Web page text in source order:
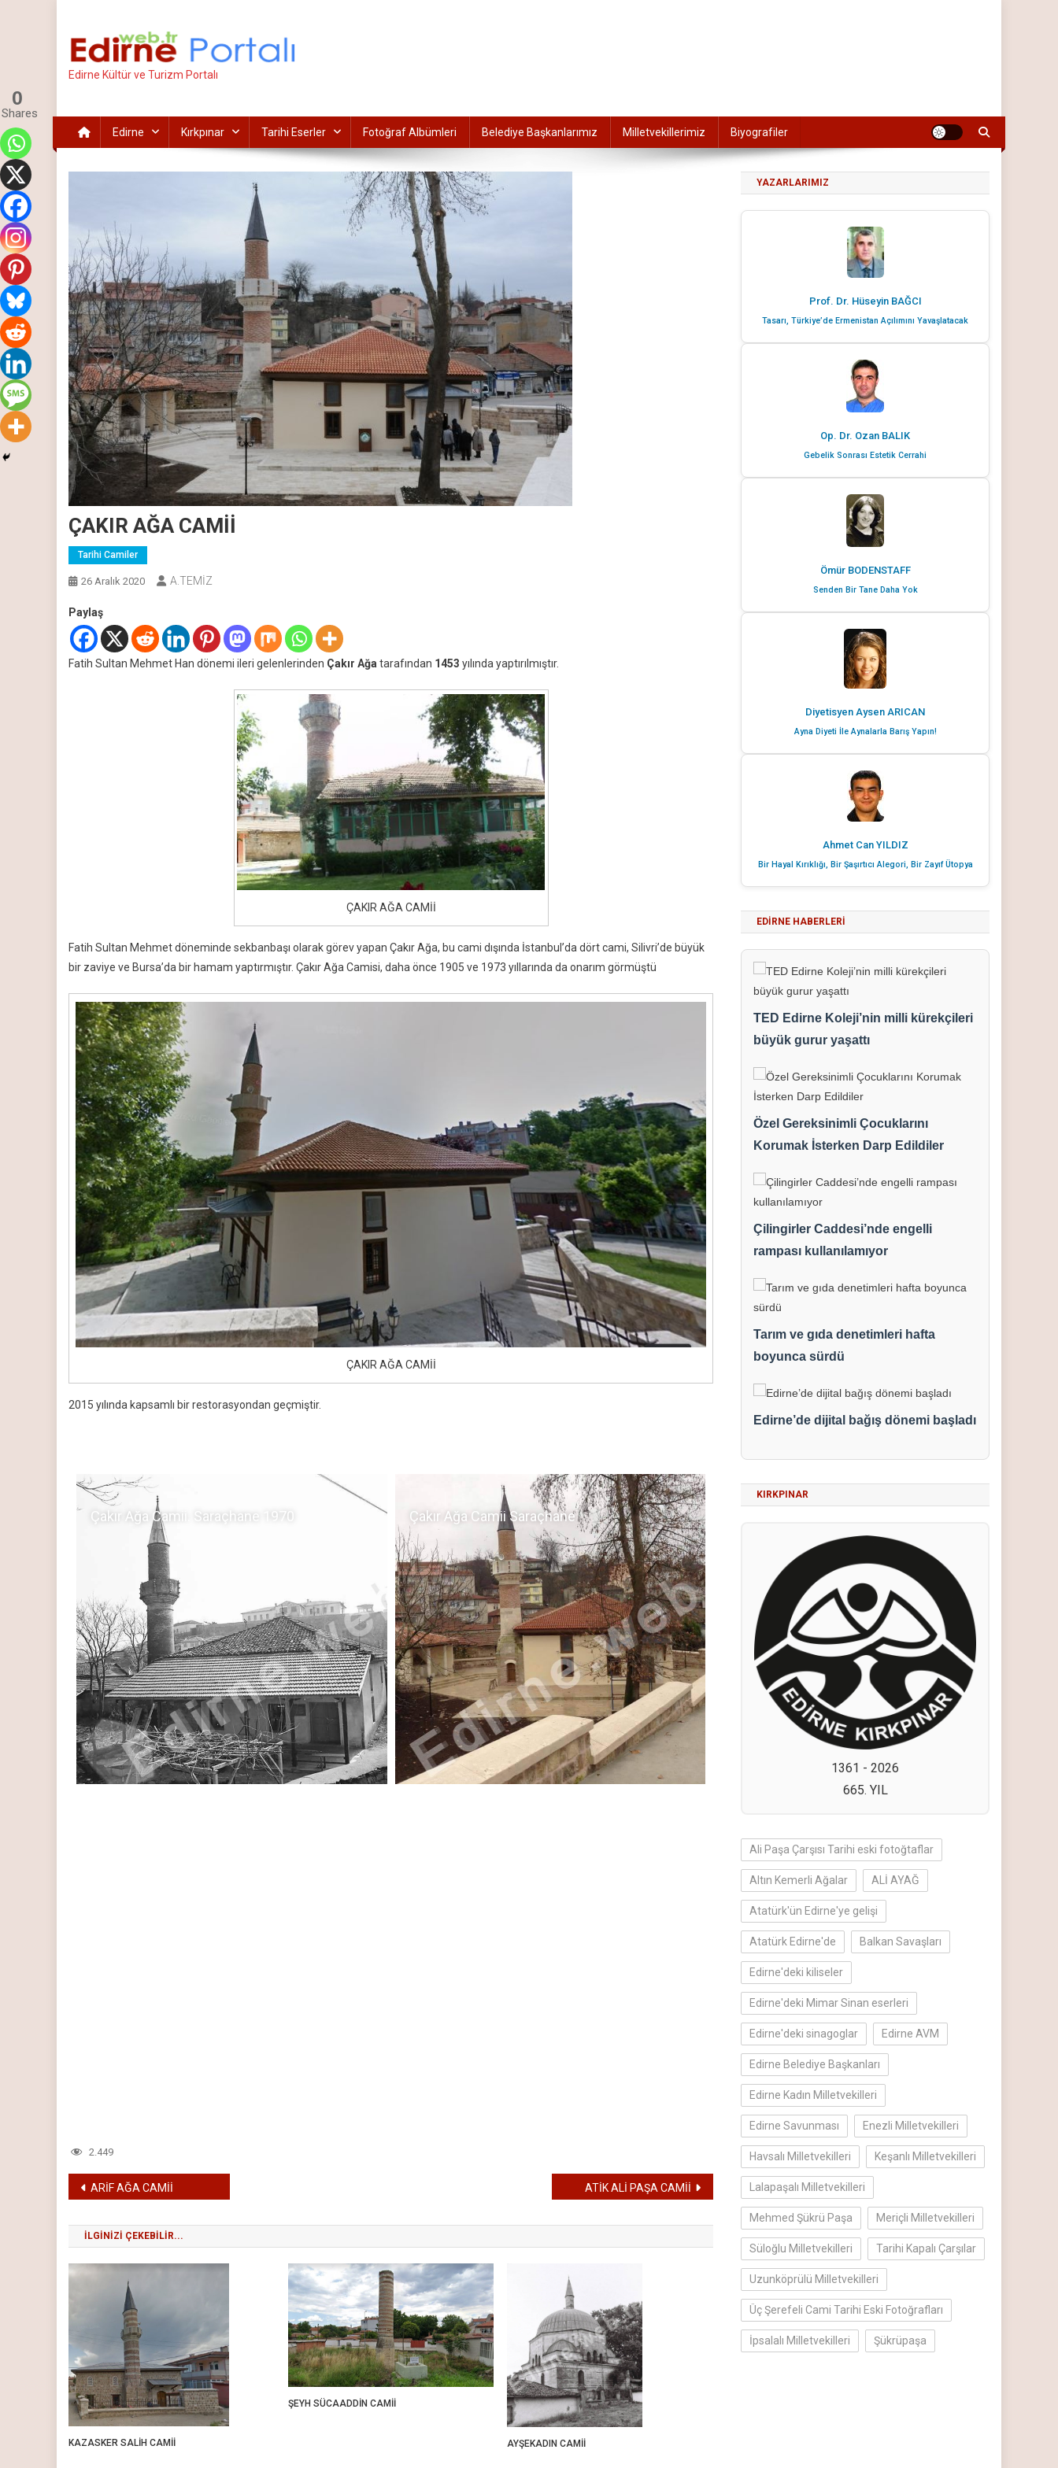
Edirne Kültür ve Turizm Portalı
Edirne Kırkpınar Tarihi Eserler Fotoğraf Albümleri Belediye Başkanlarımız Milletvekillerimiz Biyografiler
ÇAKIR AĞA CAMİİ
Tarihi Camiler
26 Aralık 2020 A.TEMİZ
Paylaş
Fatih Sultan Mehmet Han dönemi ileri gelenlerinden Çakır Ağa tarafından 1453 yılında yaptırılmıştır.
ÇAKIR AĞA CAMİİ
Fatih Sultan Mehmet döneminde sekbanbaşı olarak görev yapan Çakır Ağa, bu cami dışında İstanbul’da dört cami, Silivri’de büyük
bir zaviye ve Bursa’da bir hamam yaptırmıştır. Çakır Ağa Camisi, daha önce 1905 ve 1973 yıllarında da onarım görmüştü
ÇAKIR AĞA CAMİİ
2015 yılında kapsamlı bir restorasyondan geçmiştir.
Çakır Ağa Camii. Saraçhane 1970 Çakır Ağa Camii Saraçhane
2.449
0
Shares
Yazı
gezinmesi
ARİF AĞA CAMİİ ATİK ALİ PAŞA CAMİİ
İLGINIZI ÇEKEBILIR...
KAZASKER SALİH CAMİİ
ŞEYH SÜCAADDİN CAMİİ
AYŞEKADIN CAMİİ
YAZARLARIMIZ
Prof. Dr. Hüseyin BAĞCI
Tasarı, Türkiye’de Ermenistan Açılımını Yavaşlatacak
Op. Dr. Ozan BALIK
Gebelik Sonrası Estetik Cerrahi
Ömür BODENSTAFF
Senden Bir Tane Daha Yok
Diyetisyen Aysen ARICAN
Ayna Diyeti İle Aynalarla Barış Yapın!
Ahmet Can YILDIZ
Bir Hayal Kırıklığı, Bir Şaşırtıcı Alegori, Bir Zayıf Ütopya
EDIRNE HABERLERI
TED Edirne Koleji’nin milli kürekçileri
büyük gurur yaşattı
Özel Gereksinimli Çocuklarını
Korumak İsterken Darp Edildiler
Çilingirler Caddesi’nde engelli
rampası kullanılamıyor
Tarım ve gıda denetimleri hafta
boyunca sürdü
Edirne’de dijital bağış dönemi başladı
KIRKPINAR
1361 - 2026
665. YIL
Ali Paşa Çarşısı Tarihi eski fotoğtaflar
Altın Kemerli Ağalar ALİ AYAĞ
Atatürk'ün Edirne'ye gelişi
Atatürk Edirne'de Balkan Savaşları
Edirne'deki kiliseler
Edirne'deki Mimar Sinan eserleri
Edirne'deki sinagoglar Edirne AVM
Edirne Belediye Başkanları
Edirne Kadın Milletvekilleri
Edirne Savunması Enezli Milletvekilleri
Havsalı Milletvekilleri Keşanlı Milletvekilleri
Lalapaşalı Milletvekilleri
Mehmed Şükrü Paşa Meriçli Milletvekilleri
Süloğlu Milletvekilleri Tarihi Kapalı Çarşılar
Uzunköprülü Milletvekilleri
Üç Şerefeli Cami Tarihi Eski Fotoğrafları
İpsalalı Milletvekilleri Şükrüpaşa